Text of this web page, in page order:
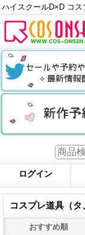
ハイスクールD×D コ
ログイン
コスプレ道具（
おすすめ順